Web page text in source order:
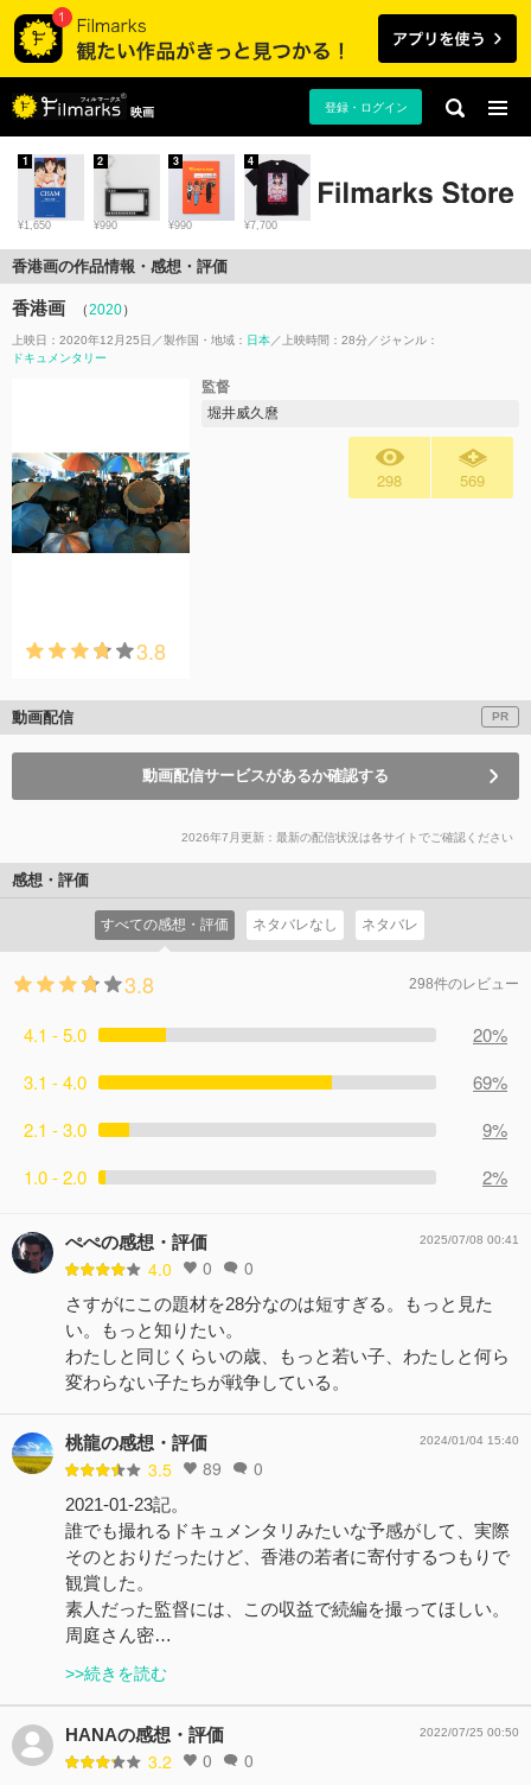
映画 登録・ログイン
¥1,650
1
¥990
2
¥990
3
¥7,700
4
香港画の作品情報・感想・評価
香港画 （2020）
上映日：2020年12月25日 製作国・地域： 日本 上映時間：28分
ジャンル：
ドキュメンタリー
3.8
監督
堀井威久麿
298 569
動画配信 PR
動画配信サービスがあるか確認する
2026年7月更新：最新の配信状況は各サイトでご確認ください
感想・評価
すべての感想・評価 ネタバレなし ネタバレ
3.8 298件のレビュー
4.1 - 5.0
20%
3.1 - 4.0
69%
2.1 - 3.0
9%
1.0 - 2.0
2%
ぺぺの感想・評価
4.0 0 0
2025/07/08 00:41
さすがにこの題材を28分なのは短すぎる。もっと見た
い。もっと知りたい。
わたしと同じくらいの歳、もっと若い子、わたしと何ら
変わらない子たちが戦争している。
桃龍の感想・評価
3.5 89 0
2024/01/04 15:40
2021-01-23記。
誰でも撮れるドキュメンタリみたいな予感がして、実際
そのとおりだったけど、香港の若者に寄付するつもりで
観賞した。
素人だった監督には、この収益で続編を撮ってほしい。
周庭さん密…
>>続きを読む
HANAの感想・評価
3.2 0 0
2022/07/25 00:50